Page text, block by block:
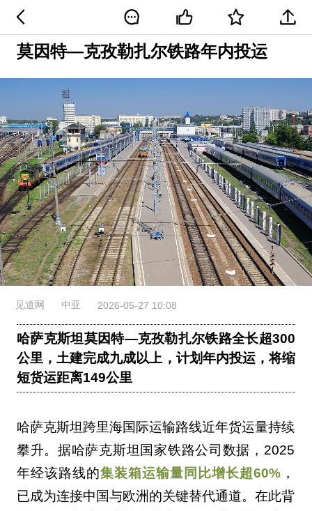
莫因特—克孜勒扎尔铁路年内投运
见道网 中亚 2026-05-27 10:08
哈萨克斯坦莫因特—克孜勒扎尔铁路全长超300
公里，土建完成九成以上，计划年内投运，将缩
短货运距离149公里
哈萨克斯坦跨里海国际运输路线近年货运量持续
攀升。据哈萨克斯坦国家铁路公司数据，2025
年经该路线的集装箱运输量同比增长超60%，
已成为连接中国与欧洲的关键替代通道。在此背